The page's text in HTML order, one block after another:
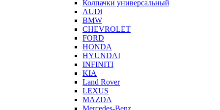
Колпачки универсальный
AUDi
BMW
CHEVROLET
FORD
HONDA
HYUNDAI
INFINITI
KIA
Land Rover
LEXUS
MAZDA
Mercedes-Benz